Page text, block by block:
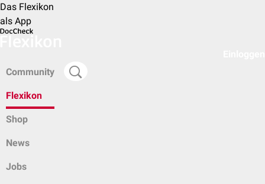
Das Flexikon
als App
Community
Flexikon
Shop
News
Jobs